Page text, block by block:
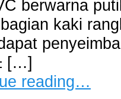
berwarna
kaki
[…]
reading…